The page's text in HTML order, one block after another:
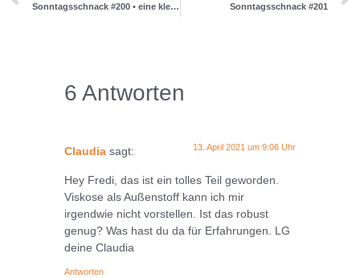
Sonntagsschnack #200 • eine kleine Zeitreise Sonntagsschnack #201
6 Antworten
Claudia sagt: 13. April 2021 um 9:06 Uhr
Hey Fredi, das ist ein tolles Teil geworden.
Viskose als Außenstoff kann ich mir
irgendwie nicht vorstellen. Ist das robust
genug? Was hast du da für Erfahrungen. LG
deine Claudia
Antworten